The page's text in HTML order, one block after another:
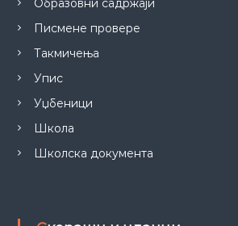
Образовни садржаји
Писмене провере
Такмичења
Упис
Уџбеници
Школа
Школска документа